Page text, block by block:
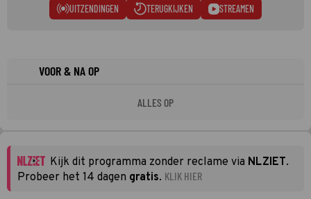
UITZENDINGEN TERUGKIJKEN STREAMEN
VOOR & NA OP
ALLES OP
Kijk dit programma zonder reclame via NLZIET.
Probeer het 14 dagen gratis. KLIK HIER